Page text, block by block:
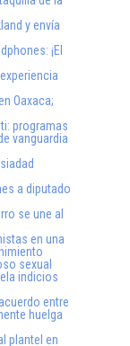
y envía
¡El
Oaxaca;
programas
vanguardia
a diputado
se une al
en una
sexual
indicios
entre
huelga
plantel en